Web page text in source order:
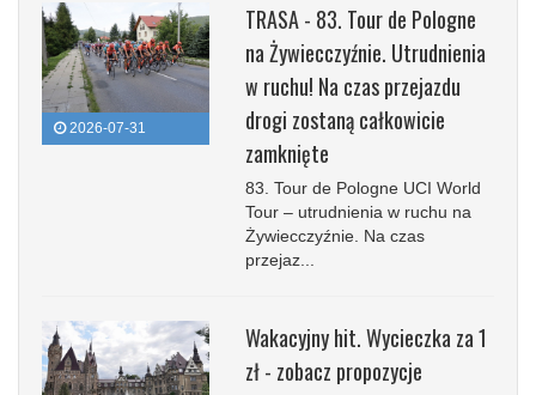
2026-07-31
TRASA - 83. Tour de Pologne
na Żywiecczyźnie. Utrudnienia
w ruchu! Na czas przejazdu
drogi zostaną całkowicie
zamknięte
83. Tour de Pologne UCI World
Tour – utrudnienia w ruchu na
Żywiecczyźnie. Na czas
przejaz...
Wakacyjny hit. Wycieczka za 1
zł - zobacz propozycje